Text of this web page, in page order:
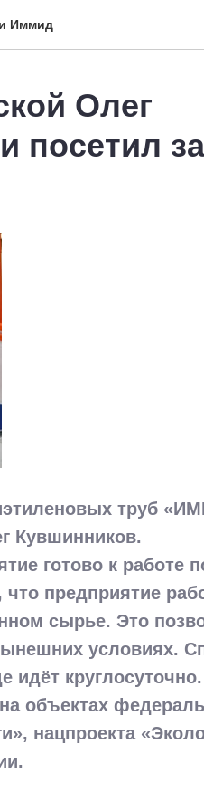
Иммид
Олег
посетил
труб
Кувшинников.
готово к работе
предприятие
сырье. Это
условиях.
идёт круглосуточно.
объектах
нацпроекта